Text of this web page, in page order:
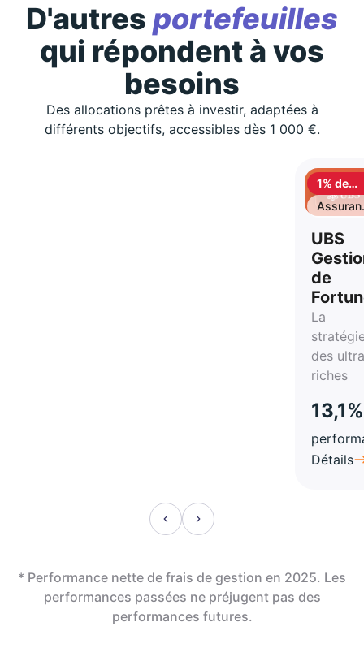
D'autres portefeuilles
qui répondent à vos
besoins
Des allocations prêtes à investir, adaptées à
différents objectifs, accessibles dès 1 000 €.
1% de
UBS
de
La
des
riches
13,1%
Détails
* Performance nette de frais de gestion en 2025. Les
performances passées ne préjugent pas des
performances futures.